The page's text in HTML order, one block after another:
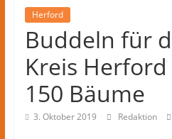
dem
Kreis
Herford
Nachrichten
und
Herford
Buddeln für
Kreis
150 Bäume
3. Oktober 2019 Redaktion